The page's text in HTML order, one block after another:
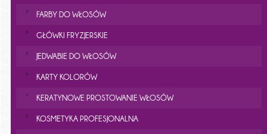
FARBY DO WŁOSÓW
GŁÓWKI FRYZJERSKIE
JEDWABIE DO WŁOSÓW
KARTY KOLORÓW
KERATYNOWE PROSTOWANIE WŁOSÓW
KOSMETYKA PROFESJONALNA